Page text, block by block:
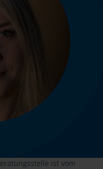
ist vom